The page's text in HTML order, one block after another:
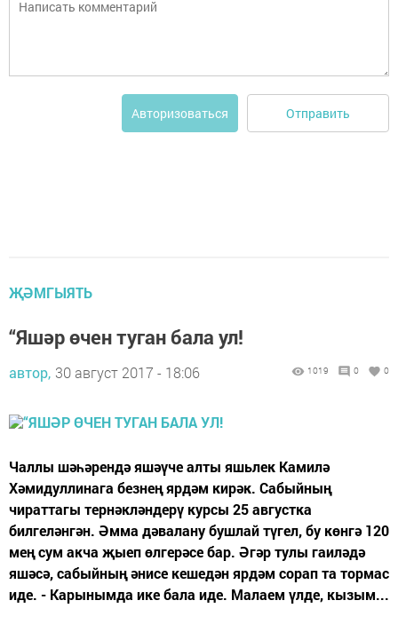
Авторизоваться Отправить
ҖӘМГЫЯТЬ
“Яшәр өчен туган бала ул!
автор, 30 август 2017 - 18:06 1019 0 0
Чаллы шәһәрендә яшәүче алты яшьлек Камилә
Хәмидуллинага безнең ярдәм кирәк. Сабыйның
чираттагы тернәкләндерү курсы 25 августка
билгеләнгән. Әмма дәвалану бушлай түгел, бу көнгә 120
мең сум акча җыеп өлгерәсе бар. Әгәр тулы гаиләдә
яшәсә, сабыйның әнисе кешедән ярдәм сорап та тормас
иде. - Карынымда ике бала иде. Малаем үлде, кызым...